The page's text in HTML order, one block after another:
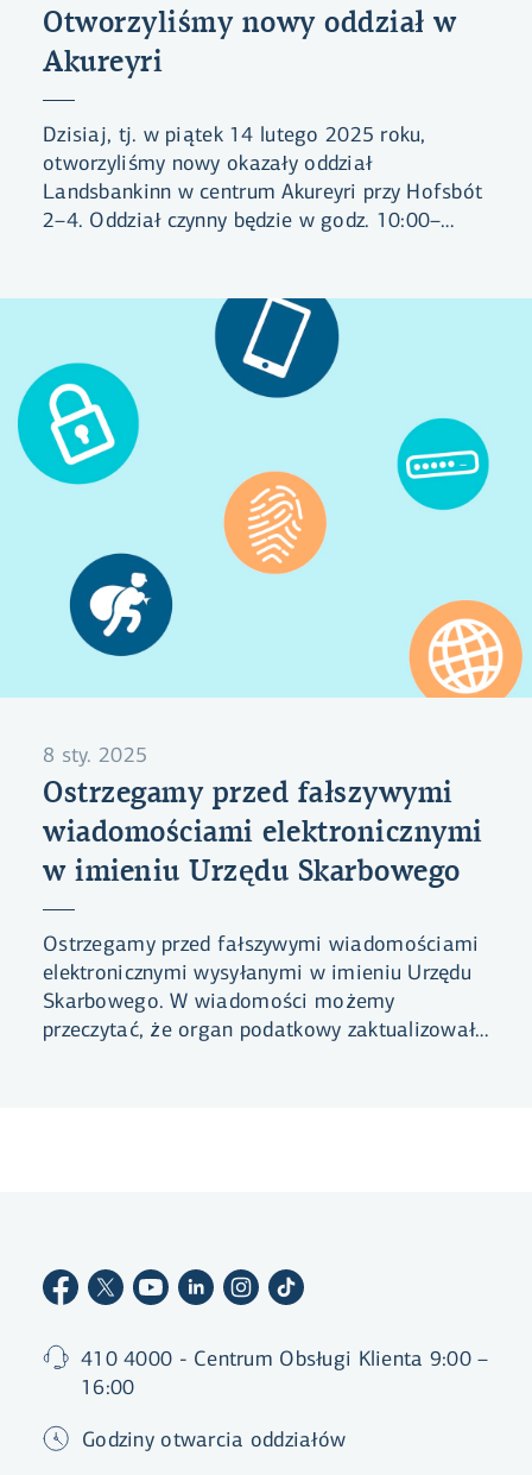
Otworzyliśmy nowy oddział w
Akureyri
Dzisiaj, tj. w piątek 14 lutego 2025 roku,
otworzyliśmy nowy okazały oddział
Landsbankinn w centrum Akureyri przy Hofsbót
2–4. Oddział czynny będzie w godz. 10:00–
8 sty. 2025
Ostrzegamy przed fałszywymi
wiadomościami elektronicznymi
w imieniu Urzędu Skarbowego
Ostrzegamy przed fałszywymi wiadomościami
elektronicznymi wysyłanymi w imieniu Urzędu
Skarbowego. W wiadomości możemy
przeczytać, że organ podatkowy zaktualizował
410 4000 - Centrum Obsługi Klienta 9:00 –
16:00
Godziny otwarcia oddziałów